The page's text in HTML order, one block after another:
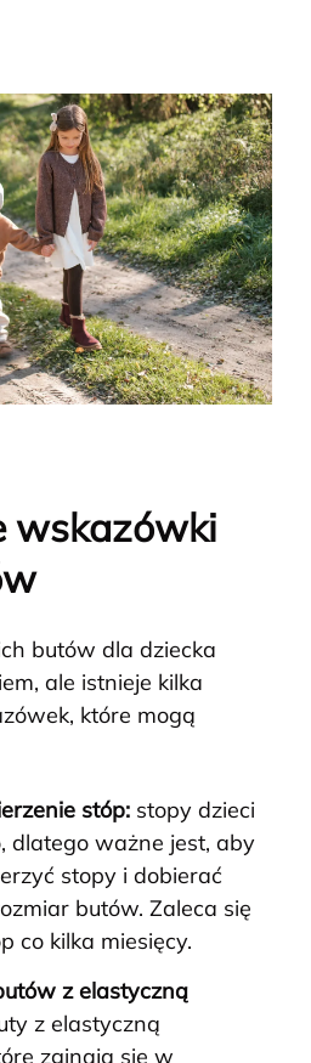
wskazówki
butów dla dziecka
ale istnieje kilka
które mogą
stóp: stopy dzieci
dlatego ważne jest, aby
stopy i dobierać
butów. Zaleca się
co kilka miesięcy.
z elastyczną
z elastyczną
zginają się w